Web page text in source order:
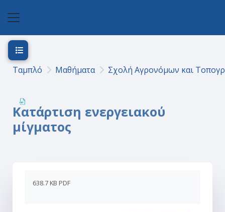
Ταμπλό Μαθήματα Σχολή Αγρονόμων και
Κατάρτιση ενεργειακού
μίγματος
Άνοιγμα ευρετηρίου μαθήματος
638.7 KB PDF